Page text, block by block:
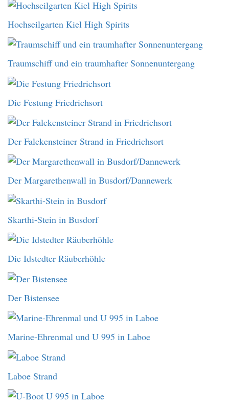
Hochseilgarten Kiel High Spirits
Traumschiff und ein traumhafter Sonnenuntergang
Die Festung Friedrichsort
Der Falckensteiner Strand in Friedrichsort
Der Margarethenwall in Busdorf/Dannewerk
Skarthi-Stein in Busdorf
Die Idstedter Räuberhöhle
Der Bistensee
Marine-Ehrenmal und U 995 in Laboe
Laboe Strand